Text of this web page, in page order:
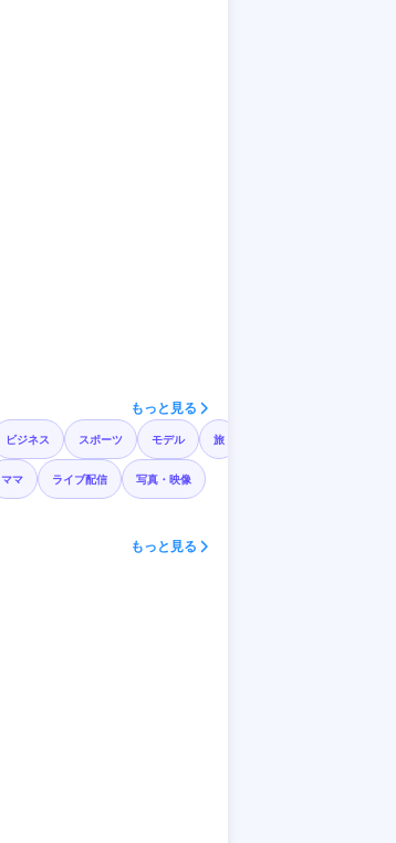
もっと見る
ビジネス スポーツ モデル 旅
ママ ライブ配信 写真・映像
もっと見る